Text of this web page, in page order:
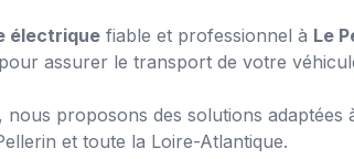
électrique fiable et professionnel à Le
assurer le transport de votre
proposons des solutions adaptées à
et toute la Loire-Atlantique.